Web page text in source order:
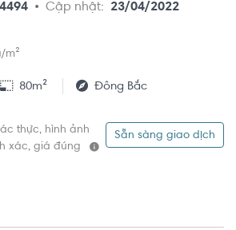
Cập nhật: 23/04/2022
m²
80m² Đông Bắc
thực, hình ảnh
xác, giá đúng
Sẵn sàng giao dịch